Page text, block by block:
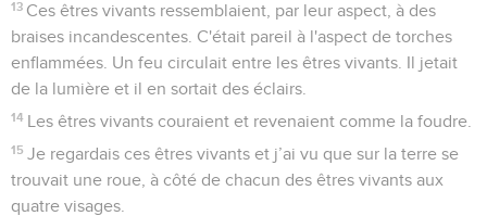
13 Ces êtres vivants ressemblaient, par leur aspect, à des
braises incandescentes. C'était pareil à l'aspect de torches
enflammées. Un feu circulait entre les êtres vivants. Il jetait
de la lumière et il en sortait des éclairs.
14 Les êtres vivants couraient et revenaient comme la foudre.
15 Je regardais ces êtres vivants et j’ai vu que sur la terre se
trouvait une roue, à côté de chacun des êtres vivants aux
quatre visages.